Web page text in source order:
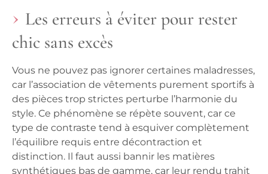
Les erreurs à éviter pour rester
chic sans excès
Vous ne pouvez pas ignorer certaines maladresses,
car l’association de vêtements purement sportifs à
des pièces trop strictes perturbe l’harmonie du
style. Ce phénomène se répète souvent, car ce
type de contraste tend à esquiver complètement
l’équilibre requis entre décontraction et
distinction. Il faut aussi bannir les matières
synthétiques bas de gamme, car leur rendu trahit